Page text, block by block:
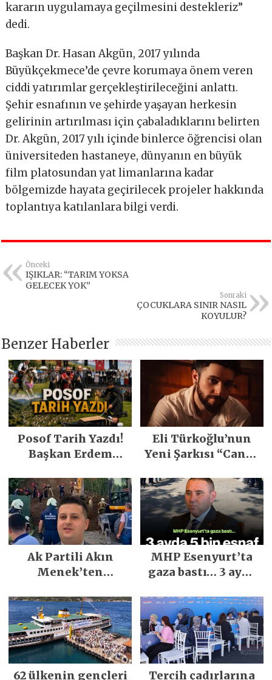
kararın uygulamaya geçilmesini destekleriz”
dedi.
Başkan Dr. Hasan Akgün, 2017 yılında
Büyükçekmece’de çevre korumaya önem veren
ciddi yatırımlar gerçekleştirileceğini anlattı.
Şehir esnafının ve şehirde yaşayan herkesin
gelirinin artırılması için çabaladıklarını belirten
Dr. Akgün, 2017 yılı içinde binlerce öğrencisi olan
üniversiteden hastaneye, dünyanın en büyük
film platosundan yat limanlarına kadar
bölgemizde hayata geçirilecek projeler hakkında
toplantıya katılanlara bilgi verdi.
Önceki
IŞIKLAR: “TARIM YOKSA
GELECEK YOK”
Sonraki
ÇOCUKLARA SINIR NASIL
KOYULUR?
Benzer Haberler
Posof Tarih Yazdı!
Başkan Erdem
Emeğiyle Son
Yılların En Büyük
Festivali
Gerçekleşti
Eli Türkoğlu’nun
Yeni Şarkısı “Canın
İlgi Gördü!..
Ak Partili Akın
Menek’ten
heyelan sonrası
kritik uyarı
MHP Esenyurt’ta
gaza bastı… 3 ayda
edildi
62 ülkenin gençleri Tercih çadırlarına